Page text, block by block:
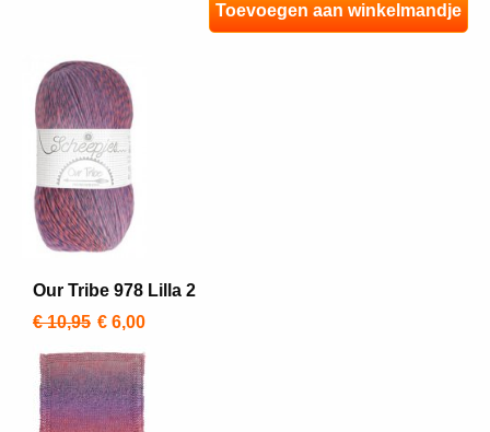
Toevoegen aan winkelmandje
Our Tribe 978 Lilla 2
€ 10,95 € 6,00